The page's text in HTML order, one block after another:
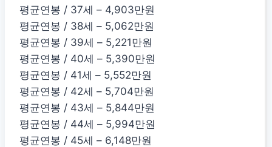
평균연봉 / 37세 – 4,903만원
평균연봉 / 38세 – 5,062만원
평균연봉 / 39세 – 5,221만원
평균연봉 / 40세 – 5,390만원
평균연봉 / 41세 – 5,552만원
평균연봉 / 42세 – 5,704만원
평균연봉 / 43세 – 5,844만원
평균연봉 / 44세 – 5,994만원
평균연봉 / 45세 – 6,148만원